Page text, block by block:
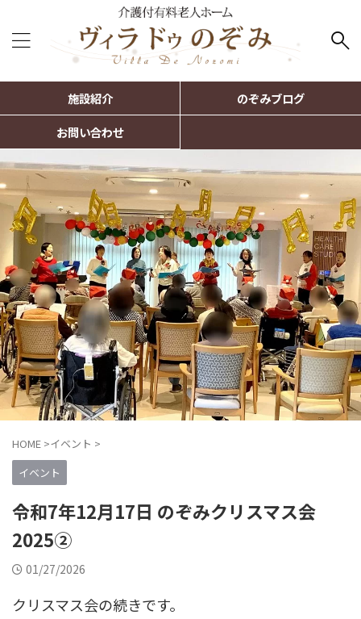
施設紹介
のぞみブログ
お問い合わせ
HOME >イベント >
イベント
令和7年12月17日 のぞみクリスマス会
2025②
01/27/2026
クリスマス会の続きです。